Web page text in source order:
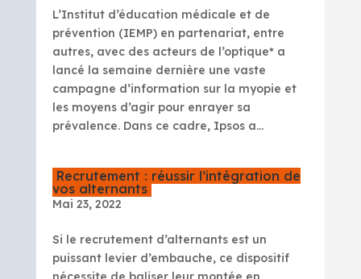
L’Institut d’éducation médicale et de
prévention (IEMP) en partenariat, entre
autres, avec des acteurs de l’optique* a
lancé la semaine dernière une vaste
campagne d’information sur la myopie et
les moyens d’agir pour enrayer sa
prévalence. Dans ce cadre, Ipsos a...
Recrutement : réussir l’intégration de
vos alternants
Mai 23, 2022
Si le recrutement d’alternants est un
puissant levier d’embauche, ce dispositif